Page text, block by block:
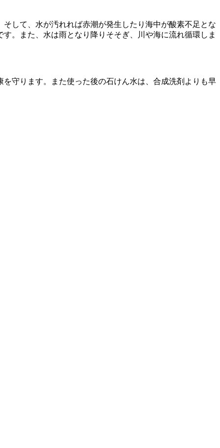
して、水が汚れれば赤潮が発生したり海中が酸素不足とな
。また、水は雨となり降りそそぎ、川や海に流れ循環しま
守ります。また使った後の石けん水は、合成洗剤よりも早